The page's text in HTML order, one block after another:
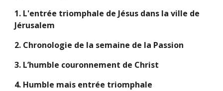
1. L'entrée triomphale de Jésus dans la ville de
Jérusalem
2. Chronologie de la semaine de la Passion
3. L’humble couronnement de Christ
4. Humble mais entrée triomphale